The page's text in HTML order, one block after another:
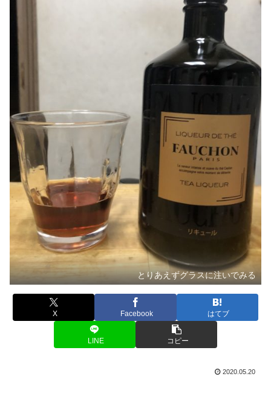
とりあえずグラスに注いでみる
X Facebook はてブ
LINE コピー
2020.05.20